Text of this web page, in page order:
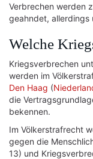
Verbrechen werden
geahndet, allerdings
Welche
Kriegsverbrechen
werden im
Den Haag (
die
bekennen.
Im Völkerstrafrecht
gegen die
13) und